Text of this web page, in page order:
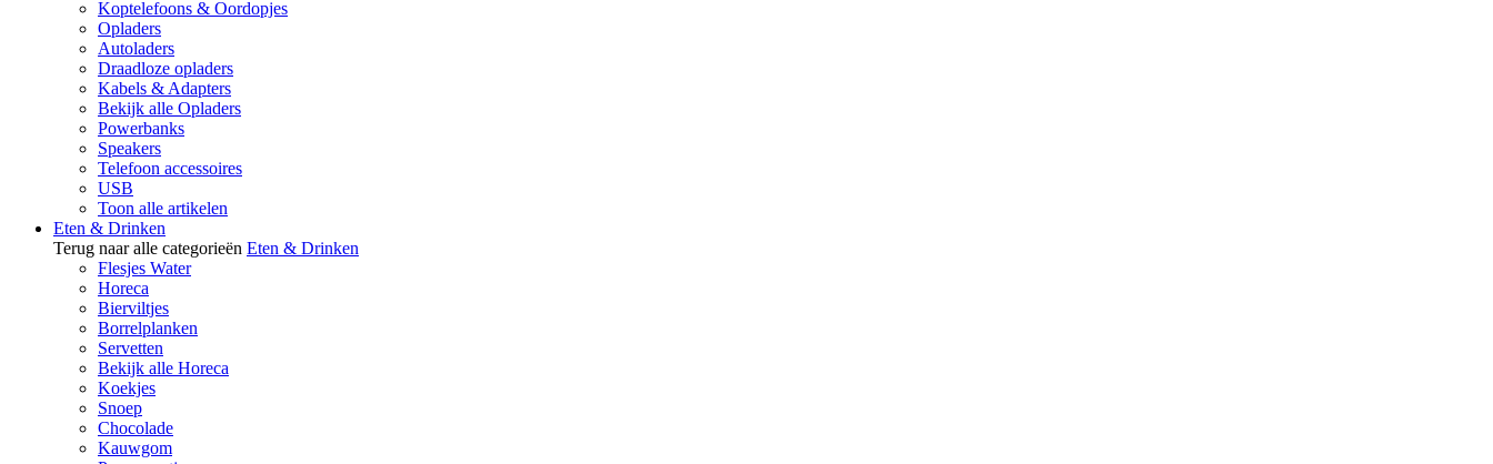
Koptelefoons & Oordopjes
Opladers
Autoladers
Draadloze opladers
Kabels & Adapters
Bekijk alle Opladers
Powerbanks
Speakers
Telefoon accessoires
USB
Toon alle artikelen
Eten & Drinken
Terug naar alle categorieën Eten & Drinken
Flesjes Water
Horeca
Bierviltjes
Borrelplanken
Servetten
Bekijk alle Horeca
Koekjes
Snoep
Chocolade
Kauwgom